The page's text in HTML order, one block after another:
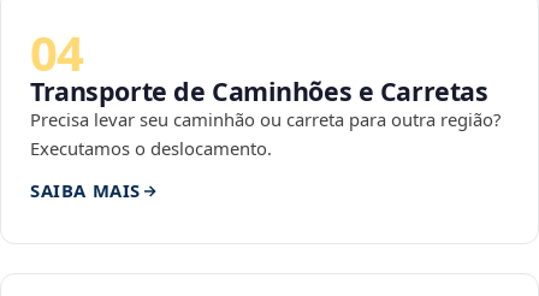
04
Transporte de Caminhões e Carretas
Precisa levar seu caminhão ou carreta para outra região?
Executamos o deslocamento.
SAIBA MAIS